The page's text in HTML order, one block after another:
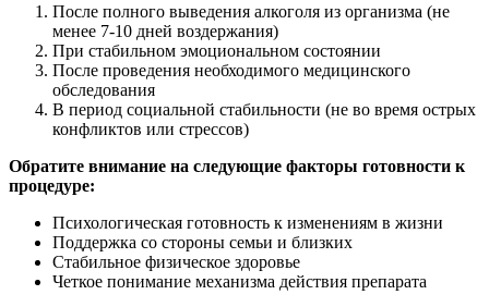
После полного выведения алкоголя из организма (не
менее 7-10 дней воздержания)
При стабильном эмоциональном состоянии
После проведения необходимого медицинского
обследования
В период социальной стабильности (не во время острых
конфликтов или стрессов)
Обратите внимание на следующие факторы готовности к
процедуре:
Психологическая готовность к изменениям в жизни
Поддержка со стороны семьи и близких
Стабильное физическое здоровье
Четкое понимание механизма действия препарата